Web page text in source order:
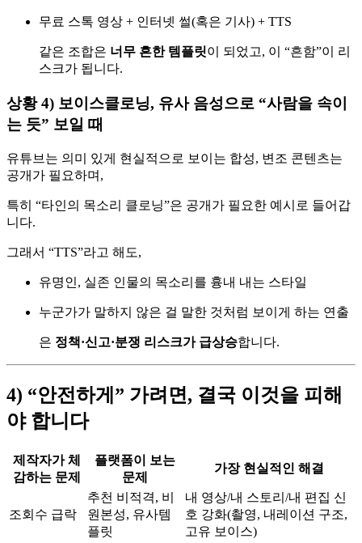
무료 스톡 영상 + 인터넷 썰(혹은 기사) + TTS
같은 조합은 너무 흔한 템플릿이 되었고, 이 “흔함”이 리
스크가 됩니다.
상황 4) 보이스클로닝, 유사 음성으로 “사람을 속이
는 듯” 보일 때
유튜브는 의미 있게 현실적으로 보이는 합성, 변조 콘텐츠는
공개가 필요하며,
특히 “타인의 목소리 클로닝”은 공개가 필요한 예시로 들어갑
니다.
그래서 “TTS”라고 해도,
유명인, 실존 인물의 목소리를 흉내 내는 스타일
누군가가 말하지 않은 걸 말한 것처럼 보이게 하는 연출
은 정책·신고·분쟁 리스크가 급상승합니다.
4) “안전하게” 가려면, 결국 이것을 피해
야 합니다
제작자가 체
감하는 문제
플랫폼이 보는
문제
가장 현실적인 해결
조회수 급락
추천 비적격, 비
원본성, 유사템
플릿
내 영상/내 스토리/내 편집 신
호 강화(촬영, 내레이션 구조,
고유 보이스)